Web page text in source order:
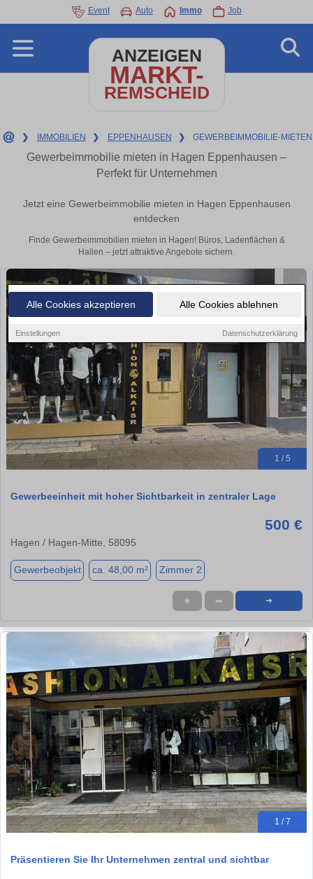
Alle Cookies akzeptieren Alle Cookies ablehnen
Einstellungen Datenschutzerklärung
Event Auto Immo Job
ANZEIGEN
MARKT-
REMSCHEID
❯ IMMOBILIEN ❯ EPPENHAUSEN ❯ GEWERBEIMMOBILIE-MIETEN
Gewerbeimmobilie mieten in Hagen Eppenhausen –
Perfekt für Unternehmen
Jetzt eine Gewerbeimmobilie mieten in Hagen Eppenhausen
entdecken
Finde Gewerbeimmobilien mieten in Hagen! Büros, Ladenflächen &
Hallen – jetzt attraktive Angebote sichern.
1 / 5
Gewerbeeinheit mit hoher Sichtbarkeit in zentraler Lage
500 €
Hagen / Hagen-Mitte, 58095
Gewerbeobjekt ca. 48,00 m² Zimmer 2
★ ➦ ➜
1 / 7
Präsentieren Sie Ihr Unternehmen zentral und sichtbar